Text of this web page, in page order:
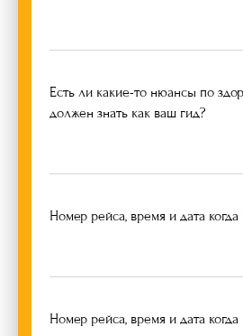
Есть ли какие-то нюансы по
должен знать как ваш гид?
Номер рейса, время и дата
Номер рейса, время и дата когда